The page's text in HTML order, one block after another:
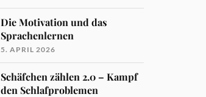
Die Motivation und das
Sprachenlernen
5. APRIL 2026
Schäfchen zählen 2.0 – Kampf
den Schlafproblemen